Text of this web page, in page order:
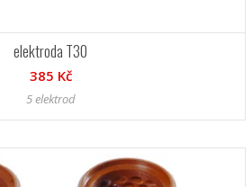
elektroda T30
385 Kč
5 elektrod